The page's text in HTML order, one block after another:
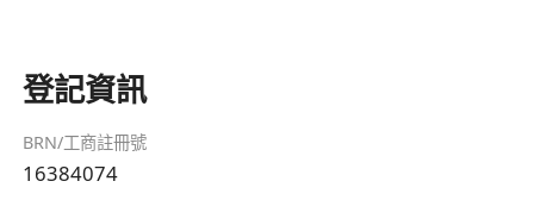
登記資訊
BRN/工商註冊號
16384074